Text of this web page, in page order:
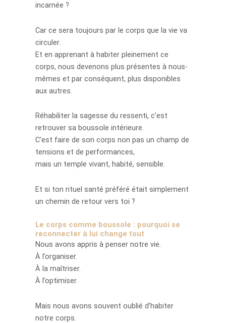
incarnée ?
Car ce sera toujours par le corps que la vie va
circuler.
Et en apprenant à habiter pleinement ce
corps, nous devenons plus présentes à nous-
mêmes et par conséquent, plus disponibles
aux autres.
Réhabiliter la sagesse du ressenti, c’est
retrouver sa boussole intérieure.
C’est faire de son corps non pas un champ de
tensions et de performances,
mais un temple vivant, habité, sensible.
Et si ton rituel santé préféré était simplement
un chemin de retour vers toi ?
Le corps comme boussole : pourquoi se
reconnecter à lui change tout
Nous avons appris à penser notre vie.
À l’organiser.
À la maîtriser.
À l’optimiser.
Mais nous avons souvent oublié d’habiter
notre corps.